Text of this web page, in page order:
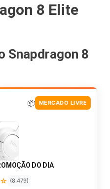
8 Elite
Snapdragon 8
📦 MERCADO LIVRE
DO DIA
(8.479)